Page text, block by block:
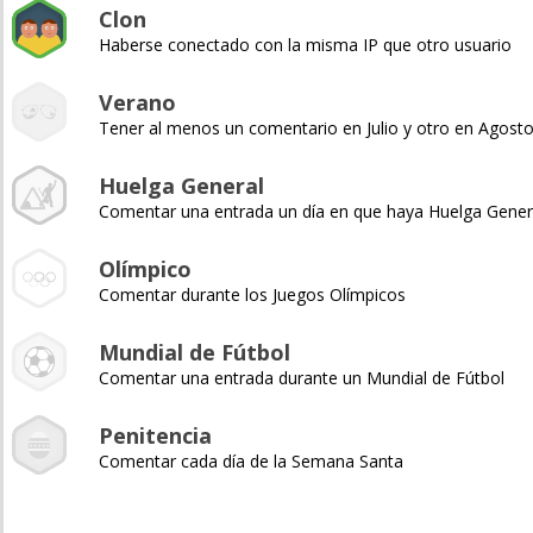
Clon
Haberse conectado con la misma IP que otro usuario
Verano
Tener al menos un comentario en Julio y otro en Agosto
Huelga General
Comentar una entrada un día en que haya Huelga
Olímpico
Comentar durante los Juegos Olímpicos
Mundial de Fútbol
Comentar una entrada durante un Mundial de Fútbol
Penitencia
Comentar cada día de la Semana Santa